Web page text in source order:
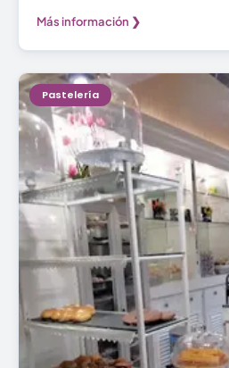
Más información ❯
Pastelería